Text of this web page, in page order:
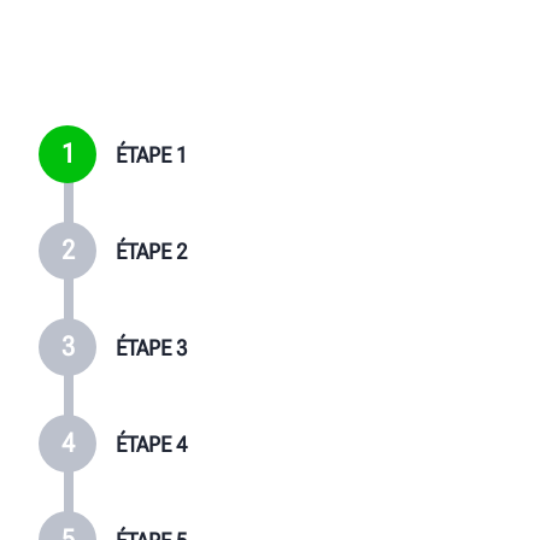
1 ÉTAPE 1
2 ÉTAPE 2
3 ÉTAPE 3
4 ÉTAPE 4